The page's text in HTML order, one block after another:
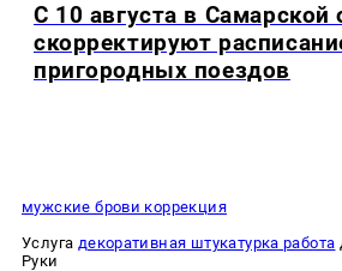
С 10 августа в Самарской
скорректируют
пригородных поездов
мужские брови коррекция
Услуга декоративная штукатурка работа
Руки